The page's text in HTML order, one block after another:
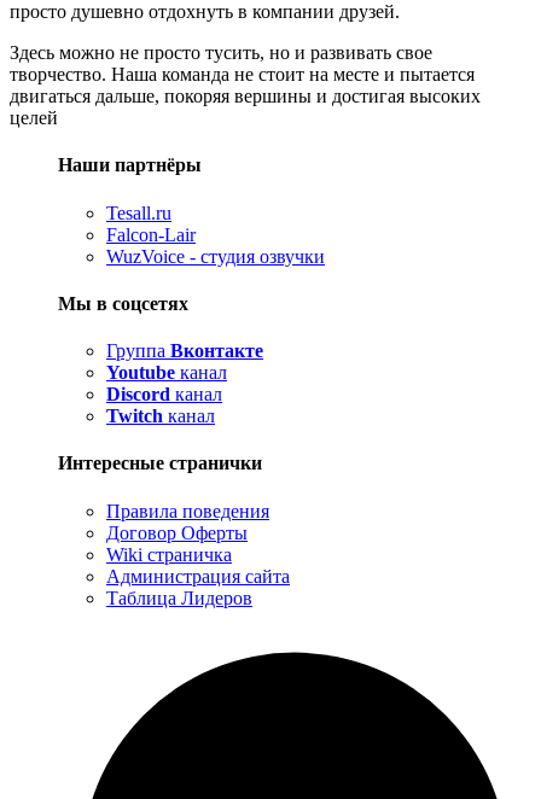
просто душевно отдохнуть в компании друзей.
Здесь можно не просто тусить, но и развивать свое
творчество. Наша команда не стоит на месте и пытается
двигаться дальше, покоряя вершины и достигая высоких
целей
Наши партнёры
Tesall.ru
Falcon-Lair
WuzVoice - студия озвучки
Мы в соцсетях
Группа Вконтакте
Youtube канал
Discord канал
Twitch канал
Интересные странички
Правила поведения
Договор Оферты
Wiki страничка
Администрация сайта
Таблица Лидеров